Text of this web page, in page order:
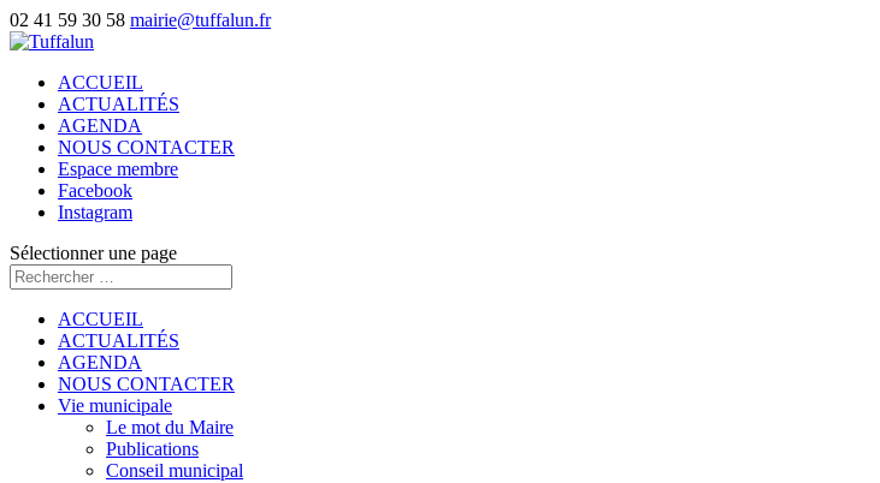
02 41 59 30 58 mairie@tuffalun.fr
ACCUEIL
ACTUALITÉS
AGENDA
NOUS CONTACTER
Espace membre
Facebook
Instagram
Sélectionner une page
ACCUEIL
ACTUALITÉS
AGENDA
NOUS CONTACTER
Vie municipale
Le mot du Maire
Publications
Conseil municipal